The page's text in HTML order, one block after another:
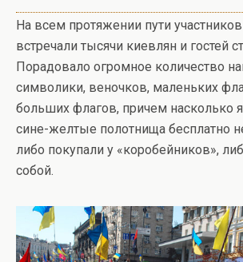
На всем протяжении пути
встречали тысячи киевлян и гостей
Порадовало огромное количество
символики, веночков, маленьких
больших флагов, причем насколько
сине-желтые полотнища бесплатно
либо покупали у «коробейников»,
собой.